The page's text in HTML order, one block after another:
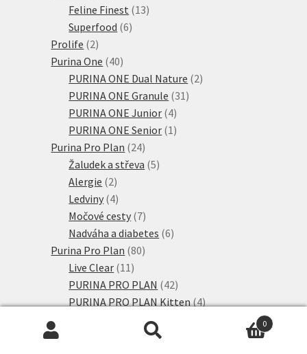
produktů
Feline Finest 1313
Superfood 66
Prolife 22
produkty
Purina One 4040
produktů
PURINA ONE Dual Nature 22
PURINA ONE Granule 31 31
PURINA ONE Junior 44
produkty
PURINA ONE Senior 1 1
Purina Pro Plan 2424
produktů
Žaludek a střeva 55
Alergie 22
produkty
Ledviny 44
produkty
Močové cesty 77
produktů
Nadváha a diabetes 66
Purina Pro Plan 8080
Live Clear 11 11
produktů
PURINA PRO PLAN 4242
produktů
PURINA PRO PLAN Kitten 44
PURINA PRO PLAN Senior
PURINA PRO PLAN Sterilised
0